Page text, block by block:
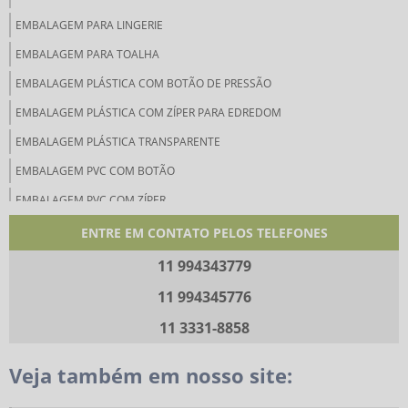
EMBALAGEM PARA LINGERIE
EMBALAGEM PARA TOALHA
EMBALAGEM PLÁSTICA COM BOTÃO DE PRESSÃO
EMBALAGEM PLÁSTICA COM ZÍPER PARA EDREDOM
EMBALAGEM PLÁSTICA TRANSPARENTE
EMBALAGEM PVC COM BOTÃO
EMBALAGEM PVC COM ZÍPER
EMBALAGENS DE PVC
EMBALAGENS LINHA ÍNTIMA
EMBALAGENS PARA CUECAS
ENTRE EM CONTATO PELOS TELEFONES
11 994343779
11 994345776
11 3331-8858
Veja também em nosso site: